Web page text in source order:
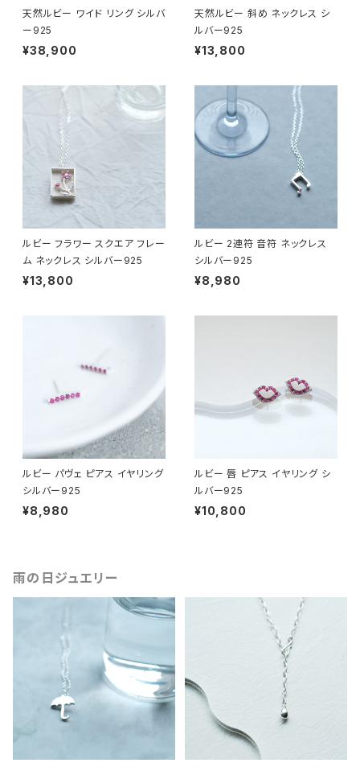
天然ルビー ワイド リング シルバ
ー925
¥38,900
天然ルビー 斜め ネックレス シ
ルバー925
¥13,800
ルビー フラワー スクエア フレー
ム ネックレス シルバー925
¥13,800
ルビー 2連符 音符 ネックレス
シルバー925
¥8,980
ルビー パヴェ ピアス イヤリング
シルバー925
¥8,980
ルビー 唇 ピアス イヤリング シ
ルバー925
¥10,800
雨の日ジュエリー